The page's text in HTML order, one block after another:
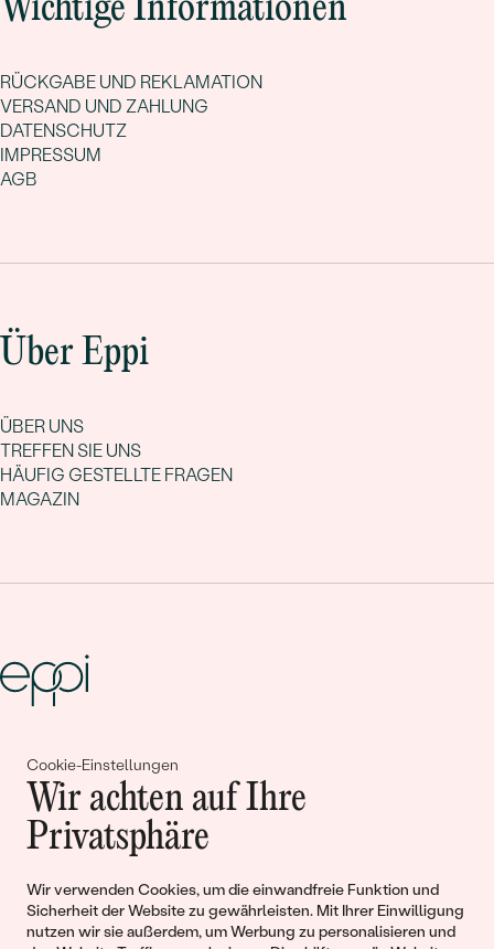
Cookie-Einstellungen
Wir achten auf Ihre
Privatsphäre
Wir verwenden Cookies, um die einwandfreie Funktion und
Sicherheit der Website zu gewährleisten. Mit Ihrer Einwilligung
nutzen wir sie außerdem, um Werbung zu personalisieren und
Wichtige Informationen
RÜCKGABE UND REKLAMATION
VERSAND UND ZAHLUNG
DATENSCHUTZ
IMPRESSUM
AGB
Über Eppi
ÜBER UNS
TREFFEN SIE UNS
HÄUFIG GESTELLTE FRAGEN
MAGAZIN
Gemeinsam erschaffen wir
Geschichten von Schönheit und
Liebe
Begleiten Sie uns!